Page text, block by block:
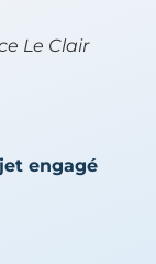
Le Clair
engagé